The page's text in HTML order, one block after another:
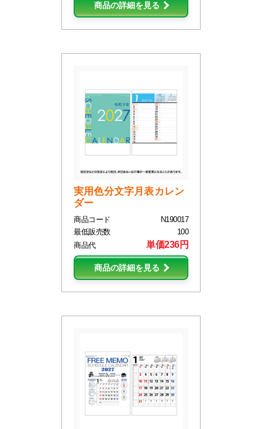
商品の詳細を見る
実用色分文字月表カレン
ダー
商品コード
N190017
最低販売数
100
商品代
単価236円
商品の詳細を見る